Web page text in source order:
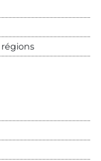
régions